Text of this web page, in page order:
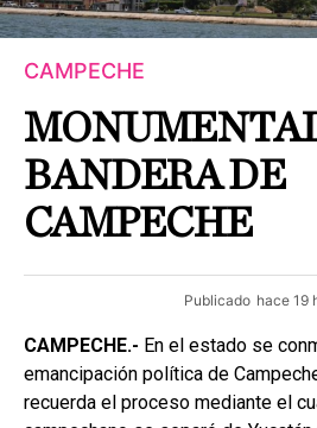
CAMPECHE
BANDERA DE
CAMPECHE
Publicado hace 19
CAMPECHE.- En el estado se
emancipación política de
recuerda el proceso mediante el